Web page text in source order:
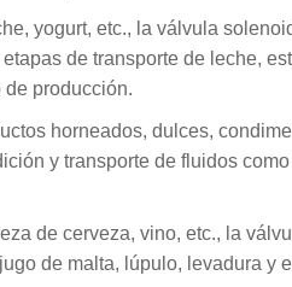
yogurt, etc., la válvula
de transporte de leche,
producción.
horneados, dulces,
y transporte de fluidos
de cerveza, vino, etc., la
de malta, lúpulo, levadura y